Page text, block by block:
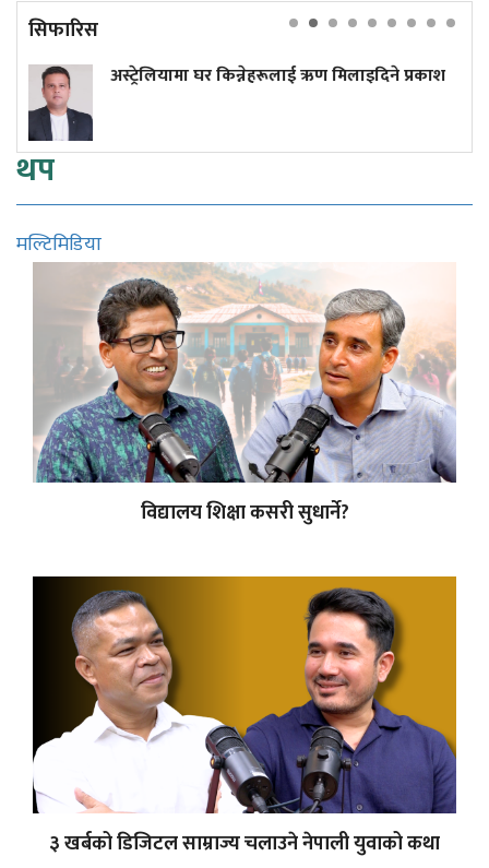
सिफारिस
घर किन्नेहरूलाई ऋण मिलाइदिने प्रकाश
थप
मल्टिमिडिया
विद्यालय शिक्षा कसरी सुधार्ने?
३ खर्बको डिजिटल साम्राज्य चलाउने नेपाली युवाको कथा